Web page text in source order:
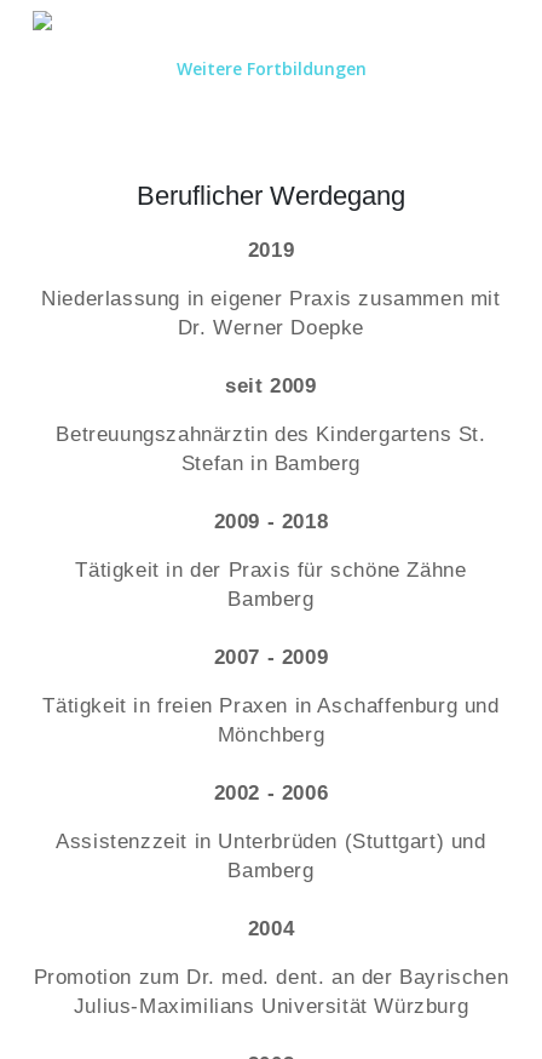
Weitere Fortbildungen
Beruflicher Werdegang
2019
Niederlassung in eigener Praxis zusammen mit
Dr. Werner Doepke
seit 2009
Betreuungszahnärztin des Kindergartens St.
Stefan in Bamberg
2009 - 2018
Tätigkeit in der Praxis für schöne Zähne
Bamberg
2007 - 2009
Tätigkeit in freien Praxen in Aschaffenburg und
Mönchberg
2002 - 2006
Assistenzzeit in Unterbrüden (Stuttgart) und
Bamberg
2004
Promotion zum Dr. med. dent. an der Bayrischen
Julius-Maximilians Universität Würzburg